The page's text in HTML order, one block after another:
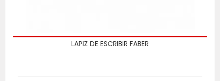
LAPIZ DE ESCRIBIR FABER